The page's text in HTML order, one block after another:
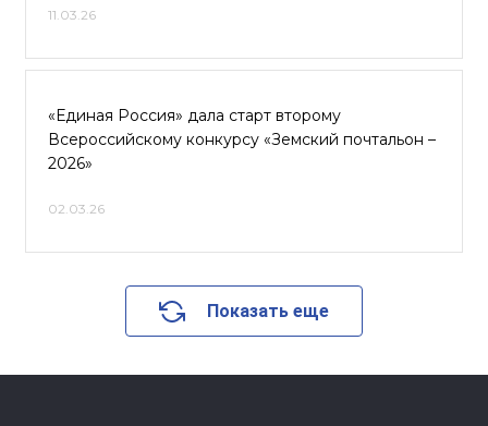
11.03.26
«Единая Россия» дала старт второму
Всероссийскому конкурсу «Земский почтальон –
2026»
02.03.26
Показать еще